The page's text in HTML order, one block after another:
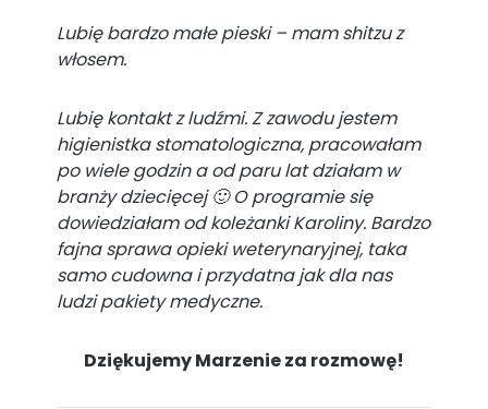
Lubię bardzo małe pieski – mam shitzu z
włosem.
Lubię kontakt z ludźmi. Z zawodu jestem
higienistka stomatologiczna, pracowałam
po wiele godzin a od paru lat działam w
branży dziecięcej 🙂 O programie się
dowiedziałam od koleżanki Karoliny. Bardzo
fajna sprawa opieki weterynaryjnej, taka
samo cudowna i przydatna jak dla nas
ludzi pakiety medyczne.
Dziękujemy Marzenie za rozmowę!